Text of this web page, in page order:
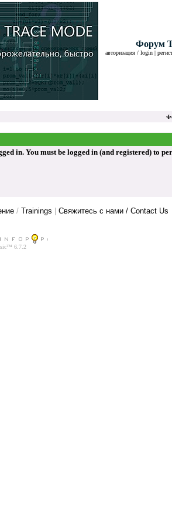
Форум
авторизация / login|
in. You must be logged in (and registered) to
/ Trainings Свяжитесь с нами / Contact Us
6.7.2